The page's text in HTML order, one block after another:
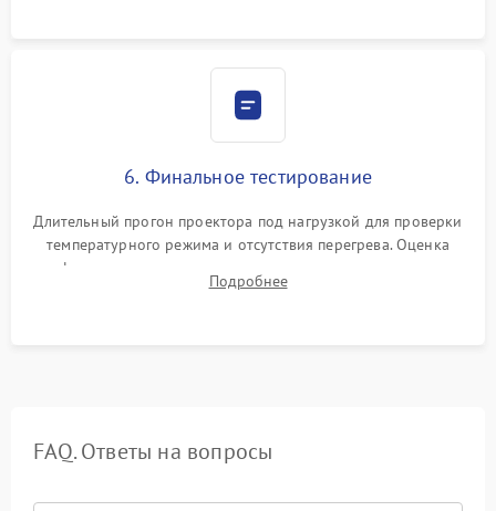
6. Финальное тестирование
Длительный прогон проектора под нагрузкой для проверки
температурного режима и отсутствия перегрева. Оценка
фокуса, контрастности и цветопередачи на тестовых
таблицах. Проверка работы всех видеовходов и кнопок
Подробнее
FAQ. Ответы на вопросы